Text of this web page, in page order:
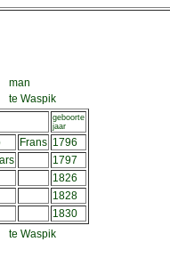
man
te Waspik
geboorte
jaar
Frans 1796
1797
1826
1828
1830
te Waspik